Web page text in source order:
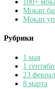
100+
Мокап
Мокап
Рубрики
1 мая
1
23
8 марта